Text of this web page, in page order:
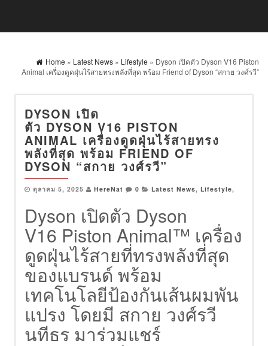
Home » Latest News » Lifestyle » Dyson เปิดตัว Dyson V16 Piston
Animal เครื่องดูดฝุ่นไร้สายทรงพลังที่สุด พร้อม Friend of Dyson “สกาย วงศ์รวี”
DYSON เปิด
ตัว DYSON V16 PISTON
ANIMAL เครื่องดูดฝุ่นไร้สายทรง
พลังที่สุด พร้อม FRIEND OF
DYSON “สกาย วงศ์รวี”
ตุลาคม 5, 2025 HereNat 0 Latest News, Lifestyle,
Dyson เปิดตัว Dyson
V16 Piston Animal™ เครื่อง
ดูดฝุ่นไร้สายที่ทรงพลังที่สุด
ของแบรนด์ พร้อม
เทคโนโลยีป้องกันเส้นผมพัน
แปรง โดยมี สกาย วงศ์รวี
นทีธร มาร่วมแชร์